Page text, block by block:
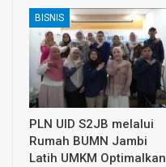
BISNIS
PLN UID S2JB melalui
Rumah BUMN Jambi
Latih UMKM Optimalkan